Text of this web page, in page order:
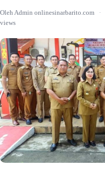
Oleh Admin onlinesinarbarito.com ·
views